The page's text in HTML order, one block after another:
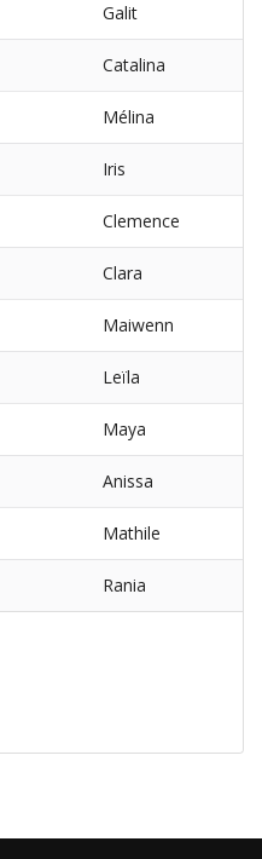
Galit
Catalina
Mélina
Iris
Clemence
Clara
Maiwenn
Leïla
Maya
Anissa
Mathile
Rania